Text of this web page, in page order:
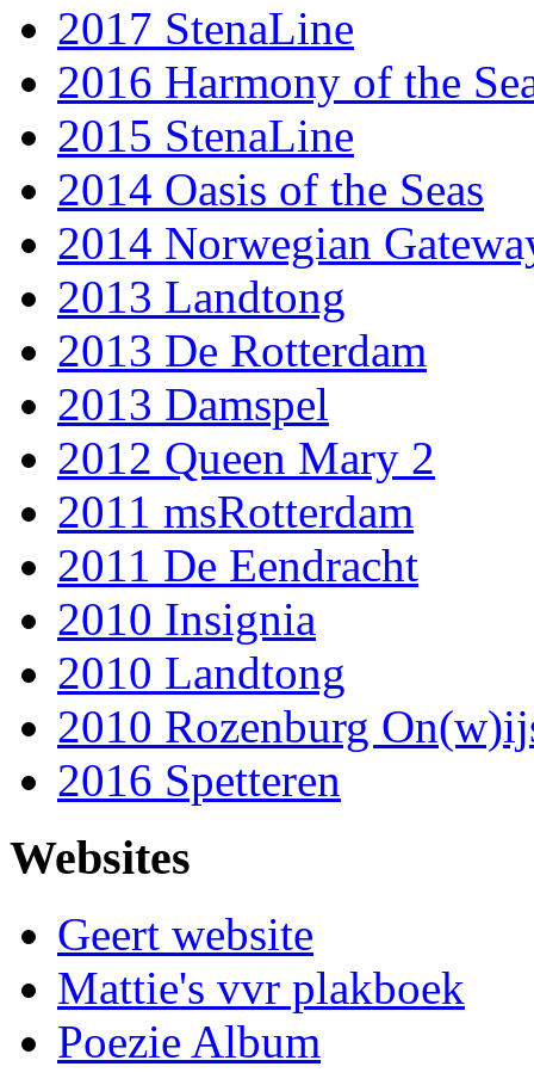
2017 StenaLine
2016 Harmony of the
2015 StenaLine
2014 Oasis of the Seas
2014 Norwegian
2013 Landtong
2013 De Rotterdam
2013 Damspel
2012 Queen Mary 2
2011 msRotterdam
2011 De Eendracht
2010 Insignia
2010 Landtong
2010 Rozenburg
2016 Spetteren
Websites
Geert website
Mattie's vvr plakboek
Poezie Album